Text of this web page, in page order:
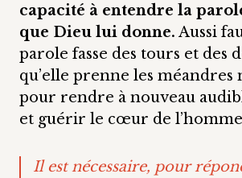
capacité à entendre la
que Dieu lui donne. Aussi
parole fasse des tours et des
qu’elle prenne les méandres
pour rendre à nouveau
et guérir le cœur de
Il est nécessaire, pour